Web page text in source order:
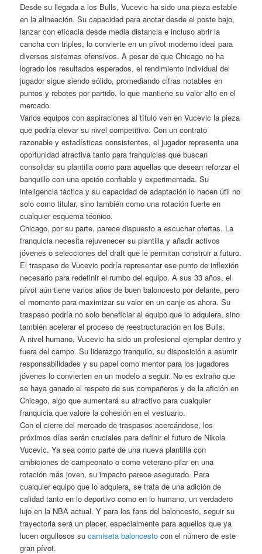
Desde su llegada a los Bulls, Vucevic ha sido una pieza estable
en la alineación. Su capacidad para anotar desde el poste bajo,
lanzar con eficacia desde media distancia e incluso abrir la
cancha con triples, lo convierte en un pívot moderno ideal para
diversos sistemas ofensivos. A pesar de que Chicago no ha
logrado los resultados esperados, el rendimiento individual del
jugador sigue siendo sólido, promediando cifras notables en
puntos y rebotes por partido, lo que mantiene su valor alto en el
mercado.
Varios equipos con aspiraciones al título ven en Vucevic la pieza
que podría elevar su nivel competitivo. Con un contrato
razonable y estadísticas consistentes, el jugador representa una
oportunidad atractiva tanto para franquicias que buscan
consolidar su plantilla como para aquellas que desean reforzar el
banquillo con una opción confiable y experimentada. Su
inteligencia táctica y su capacidad de adaptación lo hacen útil no
solo como titular, sino también como una rotación fuerte en
cualquier esquema técnico.
Chicago, por su parte, parece dispuesto a escuchar ofertas. La
franquicia necesita rejuvenecer su plantilla y añadir activos
jóvenes o selecciones del draft que le permitan construir a futuro.
El traspaso de Vucevic podría representar ese punto de inflexión
necesario para redefinir el rumbo del equipo. A sus 33 años, el
pívot aún tiene varios años de buen baloncesto por delante, pero
el momento para maximizar su valor en un canje es ahora. Su
traspaso podría no solo beneficiar al equipo que lo adquiera, sino
también acelerar el proceso de reestructuración en los Bulls.
A nivel humano, Vucevic ha sido un profesional ejemplar dentro y
fuera del campo. Su liderazgo tranquilo, su disposición a asumir
responsabilidades y su papel como mentor para los jugadores
jóvenes lo convierten en un modelo a seguir. No es extraño que
se haya ganado el respeto de sus compañeros y de la afición en
Chicago, algo que aumentará su atractivo para cualquier
franquicia que valore la cohesión en el vestuario.
Con el cierre del mercado de traspasos acercándose, los
próximos días serán cruciales para definir el futuro de Nikola
Vucevic. Ya sea como parte de una nueva plantilla con
ambiciones de campeonato o como veterano pilar en una
rotación más joven, su impacto parece asegurado. Para
cualquier equipo que lo adquiera, se trata de una adición de
calidad tanto en lo deportivo como en lo humano, un verdadero
lujo en la NBA actual. Y para los fans del baloncesto, seguir su
trayectoria será un placer, especialmente para aquellos que ya
lucen orgullosos sucamiseta baloncesto con el número de este
gran pívot.